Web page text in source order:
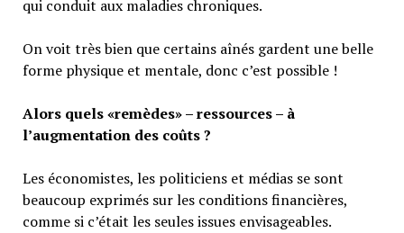
qui conduit aux maladies chroniques.
On voit très bien que certains aînés gardent une belle
forme physique et mentale, donc c’est possible !
Alors quels «remèdes» – ressources – à
l’augmentation des coûts ?
Les économistes, les politiciens et médias se sont
beaucoup exprimés sur les conditions financières,
comme si c’était les seules issues envisageables.